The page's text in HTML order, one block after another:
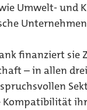
Umwelt- und
finanziert sie
– in allen
Kompatibilität